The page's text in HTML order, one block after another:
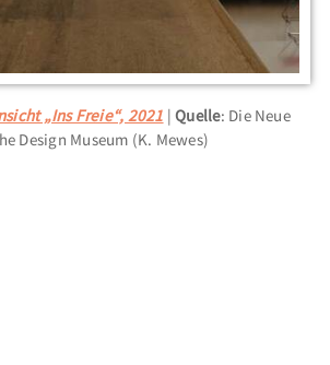
„Ins Freie“, 2021 Quelle: Die Neue
Design Museum (K. Mewes)